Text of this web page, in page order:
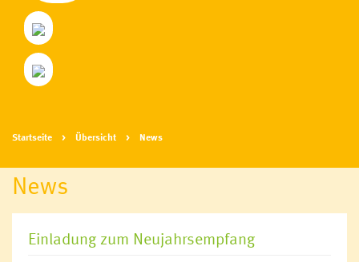
Startseite Übersicht News
News
Einladung zum Neujahrsempfang